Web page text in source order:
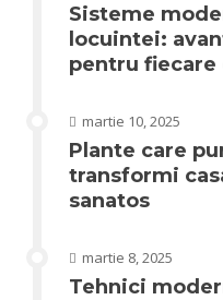
Sisteme
locuintei:
pentru fiecare
martie 10, 2025
Plante care
transformi
sanatos
martie 8, 2025
Tehnici